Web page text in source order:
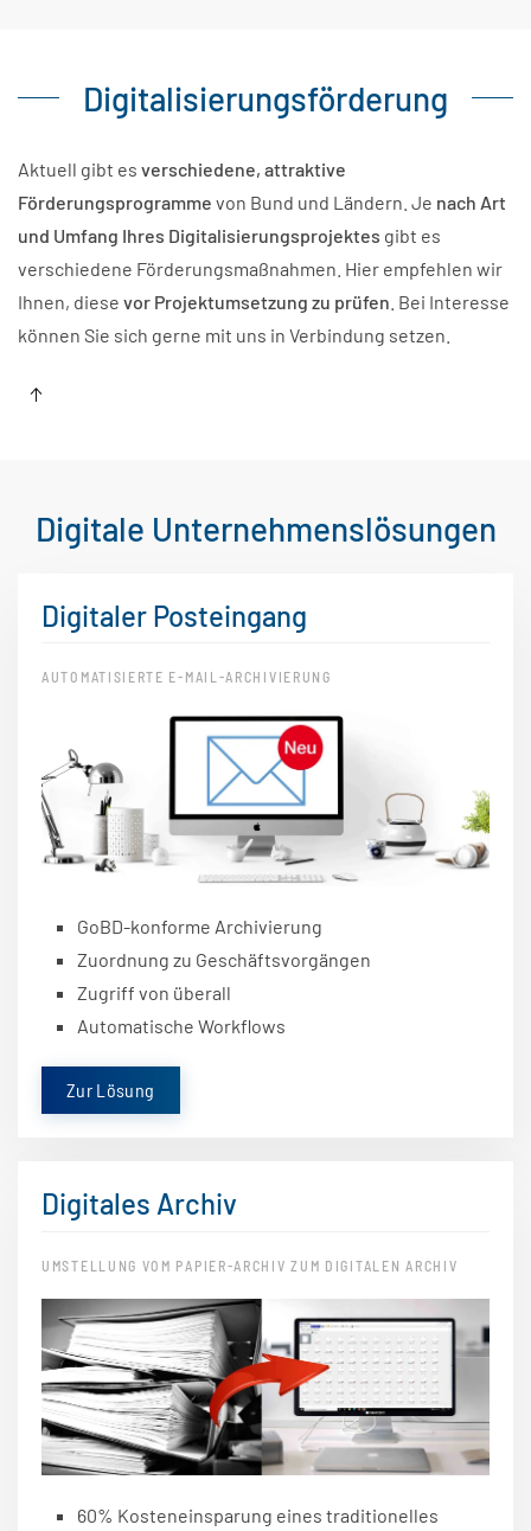
Digitalisierungsförderung
Aktuell gibt es verschiedene, attraktive
Förderungsprogramme von Bund und Ländern. Je nach Art
und Umfang Ihres Digitalisierungsprojektes gibt es
verschiedene Förderungsmaßnahmen. Hier empfehlen wir
Ihnen, diese vor Projektumsetzung zu prüfen . Bei Interesse
können Sie sich gerne mit uns in Verbindung setzen.
Digitale Unternehmenslösungen
Digitaler Posteingang
AUTOMATISIERTE E-MAIL-ARCHIVIERUNG
GoBD-konforme Archivierung
Zuordnung zu Geschäftsvorgängen
Zugriff von überall
Automatische Workflows
Zur Lösung
Digitales Archiv
UMSTELLUNG VOM PAPIER-ARCHIV ZUM DIGITALEN ARCHIV
60% Kosteneinsparung eines traditionelles